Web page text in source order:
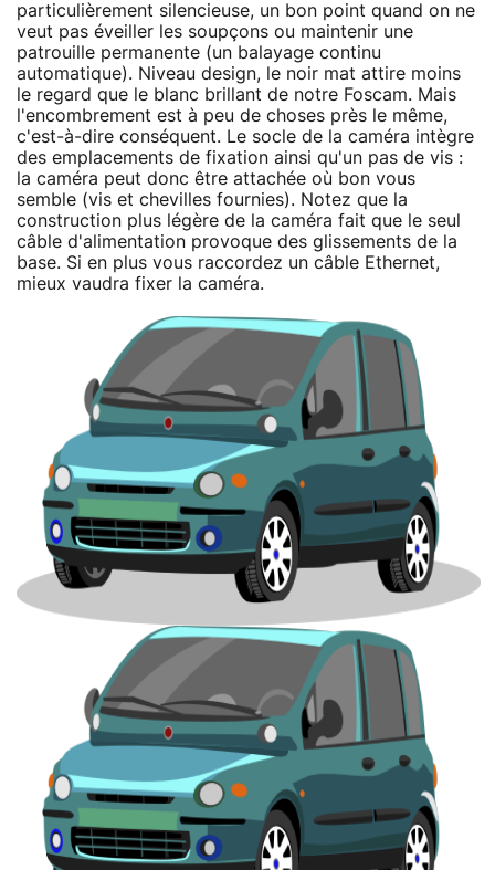
particulièrement silencieuse, un bon point quand on ne
veut pas éveiller les soupçons ou maintenir une
patrouille permanente (un balayage continu
automatique). Niveau design, le noir mat attire moins
le regard que le blanc brillant de notre Foscam. Mais
l'encombrement est à peu de choses près le même,
c'est-à-dire conséquent. Le socle de la caméra intègre
des emplacements de fixation ainsi qu'un pas de vis :
la caméra peut donc être attachée où bon vous
semble (vis et chevilles fournies). Notez que la
construction plus légère de la caméra fait que le seul
câble d'alimentation provoque des glissements de la
base. Si en plus vous raccordez un câble Ethernet,
mieux vaudra fixer la caméra.